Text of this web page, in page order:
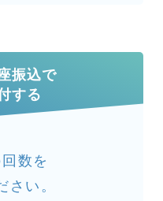
振込で
する
数を
さい。